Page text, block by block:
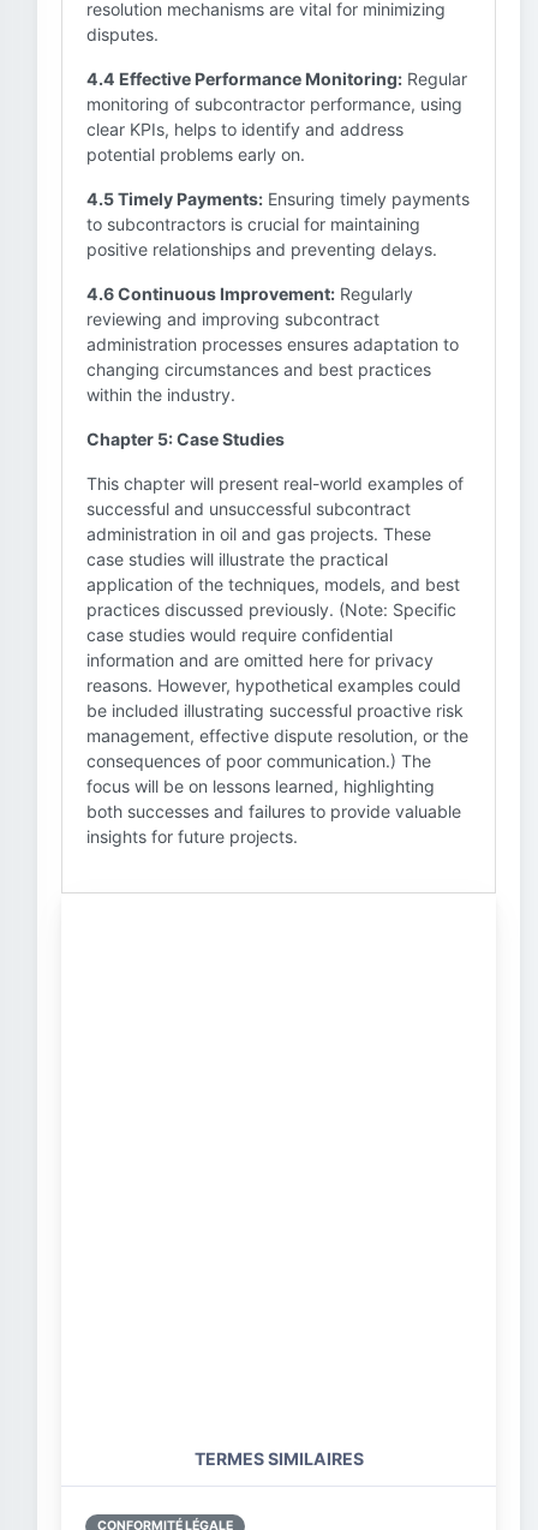
resolution mechanisms are vital for minimizing
disputes.
4.4 Effective Performance Monitoring: Regular
monitoring of subcontractor performance, using
clear KPIs, helps to identify and address
potential problems early on.
4.5 Timely Payments: Ensuring timely payments
to subcontractors is crucial for maintaining
positive relationships and preventing delays.
4.6 Continuous Improvement: Regularly
reviewing and improving subcontract
administration processes ensures adaptation to
changing circumstances and best practices
within the industry.
Chapter 5: Case Studies
This chapter will present real-world examples of
successful and unsuccessful subcontract
administration in oil and gas projects. These
case studies will illustrate the practical
application of the techniques, models, and best
practices discussed previously. (Note: Specific
case studies would require confidential
information and are omitted here for privacy
reasons. However, hypothetical examples could
be included illustrating successful proactive risk
management, effective dispute resolution, or the
consequences of poor communication.) The
focus will be on lessons learned, highlighting
both successes and failures to provide valuable
insights for future projects.
TERMES SIMILAIRES
CONFORMITÉ LÉGALE